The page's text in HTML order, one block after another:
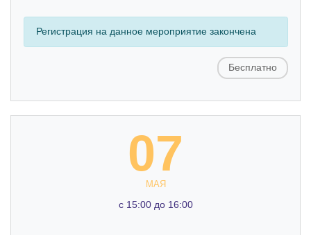
Регистрация на данное мероприятие закончена
Бесплатно
07
МАЯ
c 15:00 до 16:00